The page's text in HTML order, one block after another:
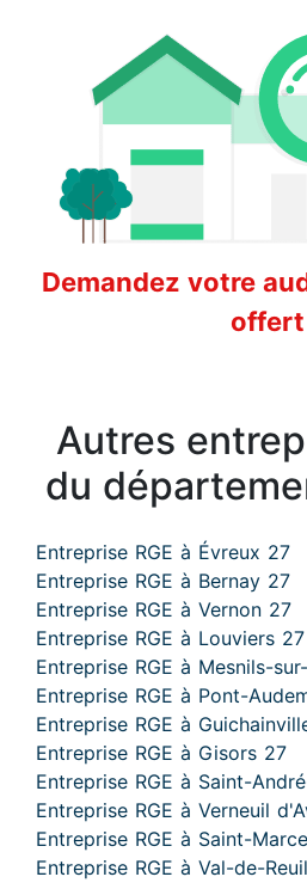
Demandez votre
offert
Autres
du
Entreprise RGE à Évreux 27
Entreprise RGE à Bernay 27
Entreprise RGE à Vernon 27
Entreprise RGE à Louviers 27
Entreprise RGE à Mesnils-
Entreprise RGE à Pont-
Entreprise RGE à
Entreprise RGE à Gisors 27
Entreprise RGE à Saint-
Entreprise RGE à Verneuil
Entreprise RGE à Saint-
Entreprise RGE à Val-de-